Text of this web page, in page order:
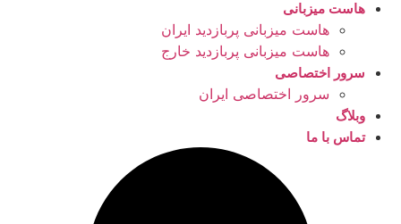
هاست میزبانی
هاست میزبانی پربازدید ایران
هاست میزبانی پربازدید خارج
سرور اختصاصی
سرور اختصاصی ایران
وبلاگ
تماس با ما